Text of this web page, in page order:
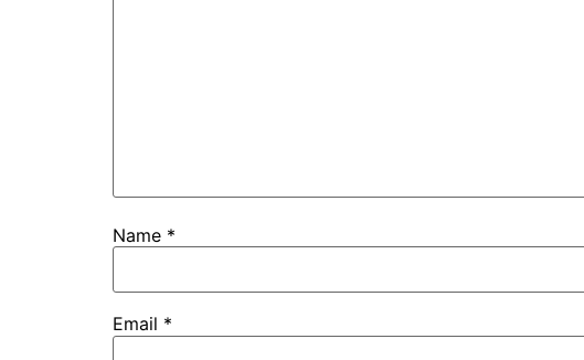
Name *
Email *